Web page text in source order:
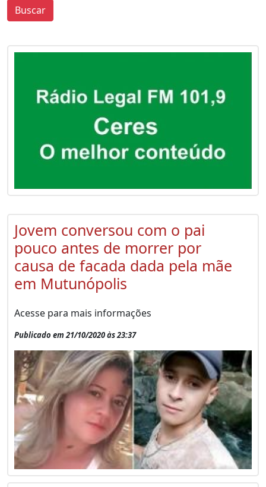
Buscar
Jovem conversou com o pai
pouco antes de morrer por
causa de facada dada pela mãe
em Mutunópolis
Acesse para mais informações
Publicado em 21/10/2020 às 23:37